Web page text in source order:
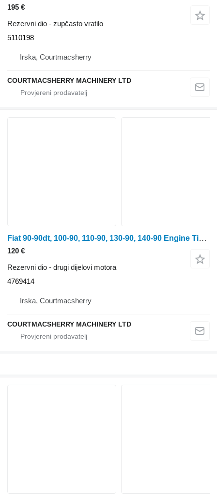
195 €
Rezervni dio - zupčasto vratilo
5110198
Irska, Courtmacsherry
COURTMACSHERRY MACHINERY LTD
Fiat 90-90dt, 100-90, 110-90, 130-90, 140-90 Engine Timing Gear 4769 4769414 za traktora na kotačima
120 €
Rezervni dio - drugi dijelovi motora
4769414
Irska, Courtmacsherry
COURTMACSHERRY MACHINERY LTD